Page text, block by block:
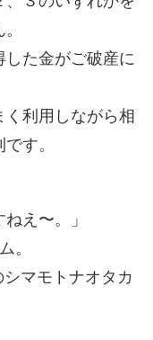
た金がご破産に
利用しながら相
す。
え〜。」
。
マモトナオタカ